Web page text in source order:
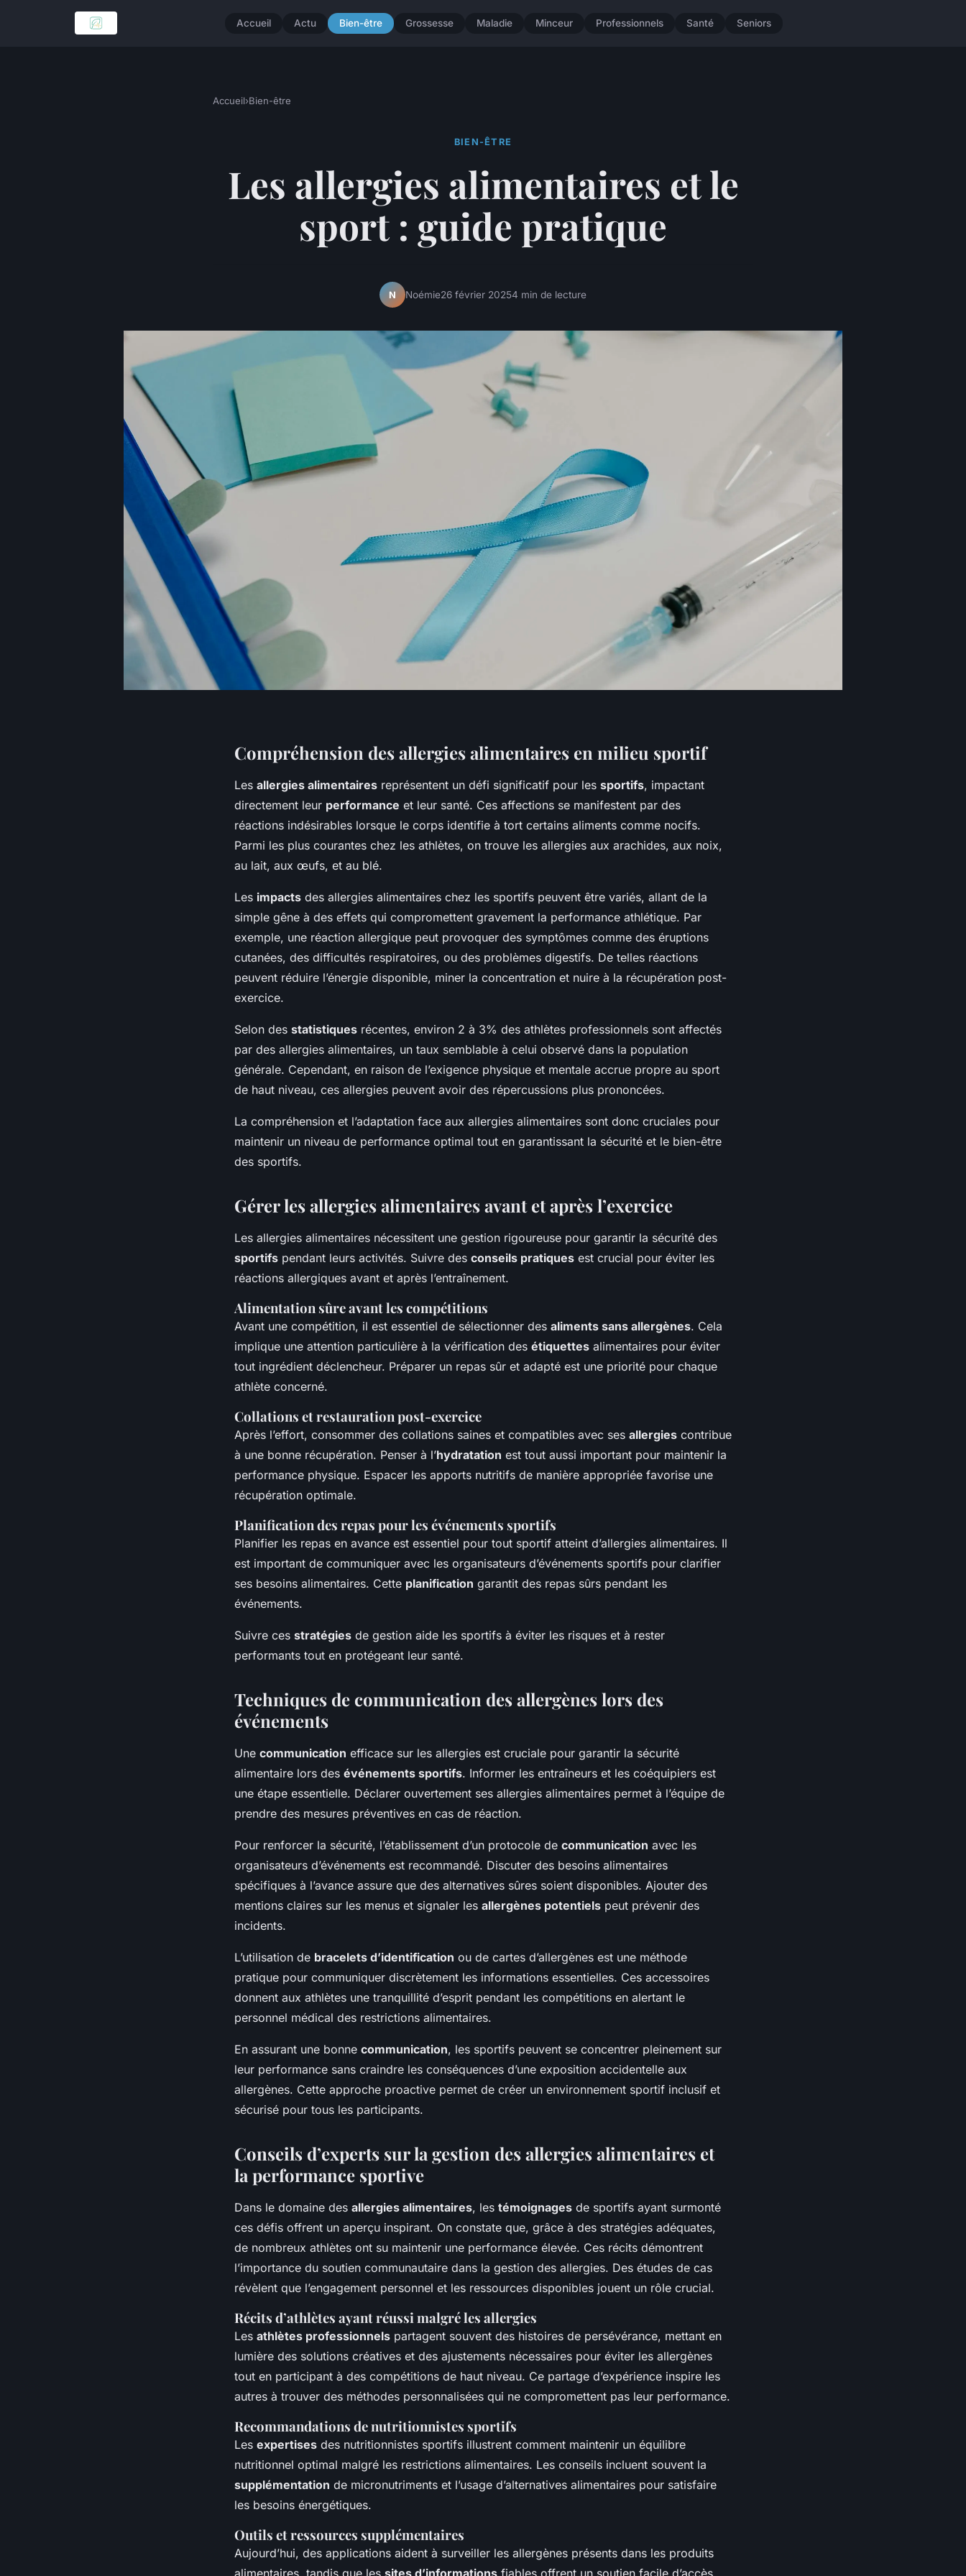
Accueil Actu Bien-être Grossesse Maladie Minceur Professionnels Santé Seniors
Accueil›Bien-être
BIEN-ÊTRE
Les allergies alimentaires et le
sport : guide pratique
N Noémie26 février 20254 min de lecture
Compréhension des allergies alimentaires en milieu sportif
Les allergies alimentaires représentent un défi significatif pour les sportifs, impactant
directement leur performance et leur santé. Ces affections se manifestent par des
réactions indésirables lorsque le corps identifie à tort certains aliments comme nocifs.
Parmi les plus courantes chez les athlètes, on trouve les allergies aux arachides, aux noix,
au lait, aux œufs, et au blé.
Les impacts des allergies alimentaires chez les sportifs peuvent être variés, allant de la
simple gêne à des effets qui compromettent gravement la performance athlétique. Par
exemple, une réaction allergique peut provoquer des symptômes comme des éruptions
cutanées, des difficultés respiratoires, ou des problèmes digestifs. De telles réactions
peuvent réduire l’énergie disponible, miner la concentration et nuire à la récupération post-
exercice.
Selon des statistiques récentes, environ 2 à 3% des athlètes professionnels sont affectés
par des allergies alimentaires, un taux semblable à celui observé dans la population
générale. Cependant, en raison de l’exigence physique et mentale accrue propre au sport
de haut niveau, ces allergies peuvent avoir des répercussions plus prononcées.
La compréhension et l’adaptation face aux allergies alimentaires sont donc cruciales pour
maintenir un niveau de performance optimal tout en garantissant la sécurité et le bien-être
des sportifs.
Gérer les allergies alimentaires avant et après l’exercice
Les allergies alimentaires nécessitent une gestion rigoureuse pour garantir la sécurité des
sportifs pendant leurs activités. Suivre des conseils pratiques est crucial pour éviter les
réactions allergiques avant et après l’entraînement.
Alimentation sûre avant les compétitions
Avant une compétition, il est essentiel de sélectionner des aliments sans allergènes. Cela
implique une attention particulière à la vérification des étiquettes alimentaires pour éviter
tout ingrédient déclencheur. Préparer un repas sûr et adapté est une priorité pour chaque
athlète concerné.
Collations et restauration post-exercice
Après l’effort, consommer des collations saines et compatibles avec ses allergies contribue
à une bonne récupération. Penser à l’hydratation est tout aussi important pour maintenir la
performance physique. Espacer les apports nutritifs de manière appropriée favorise une
récupération optimale.
Planification des repas pour les événements sportifs
Planifier les repas en avance est essentiel pour tout sportif atteint d’allergies alimentaires. Il
est important de communiquer avec les organisateurs d’événements sportifs pour clarifier
ses besoins alimentaires. Cette planification garantit des repas sûrs pendant les
événements.
Suivre ces stratégies de gestion aide les sportifs à éviter les risques et à rester
performants tout en protégeant leur santé.
Techniques de communication des allergènes lors des
événements
Une communication efficace sur les allergies est cruciale pour garantir la sécurité
alimentaire lors des événements sportifs. Informer les entraîneurs et les coéquipiers est
une étape essentielle. Déclarer ouvertement ses allergies alimentaires permet à l’équipe de
prendre des mesures préventives en cas de réaction.
Pour renforcer la sécurité, l’établissement d’un protocole de communication avec les
organisateurs d’événements est recommandé. Discuter des besoins alimentaires
spécifiques à l’avance assure que des alternatives sûres soient disponibles. Ajouter des
mentions claires sur les menus et signaler les allergènes potentiels peut prévenir des
incidents.
L’utilisation de bracelets d’identification ou de cartes d’allergènes est une méthode
pratique pour communiquer discrètement les informations essentielles. Ces accessoires
donnent aux athlètes une tranquillité d’esprit pendant les compétitions en alertant le
personnel médical des restrictions alimentaires.
En assurant une bonne communication, les sportifs peuvent se concentrer pleinement sur
leur performance sans craindre les conséquences d’une exposition accidentelle aux
allergènes. Cette approche proactive permet de créer un environnement sportif inclusif et
sécurisé pour tous les participants.
Conseils d’experts sur la gestion des allergies alimentaires et
la performance sportive
Dans le domaine des allergies alimentaires, les témoignages de sportifs ayant surmonté
ces défis offrent un aperçu inspirant. On constate que, grâce à des stratégies adéquates,
de nombreux athlètes ont su maintenir une performance élevée. Ces récits démontrent
l’importance du soutien communautaire dans la gestion des allergies. Des études de cas
révèlent que l’engagement personnel et les ressources disponibles jouent un rôle crucial.
Récits d’athlètes ayant réussi malgré les allergies
Les athlètes professionnels partagent souvent des histoires de persévérance, mettant en
lumière des solutions créatives et des ajustements nécessaires pour éviter les allergènes
tout en participant à des compétitions de haut niveau. Ce partage d’expérience inspire les
autres à trouver des méthodes personnalisées qui ne compromettent pas leur performance.
Recommandations de nutritionnistes sportifs
Les expertises des nutritionnistes sportifs illustrent comment maintenir un équilibre
nutritionnel optimal malgré les restrictions alimentaires. Les conseils incluent souvent la
supplémentation de micronutriments et l’usage d’alternatives alimentaires pour satisfaire
les besoins énergétiques.
Outils et ressources supplémentaires
Aujourd’hui, des applications aident à surveiller les allergènes présents dans les produits